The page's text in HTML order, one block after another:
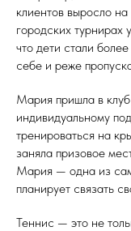
клиентов выросло
городских турнирах
что дети стали
себе и реже
Мария пришла в
индивидуальному
тренироваться на
заняла призовое
Мария — одна из
планирует связать
Теннис — это не